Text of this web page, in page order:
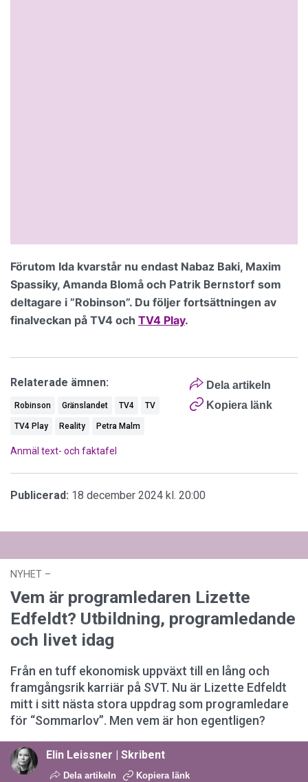
Förutom Ida kvarstår nu endast Nabaz Baki, Maxim
Spassiky, Amanda Blomå och Patrik Bernstorf som
deltagare i ”Robinson”. Du följer fortsättningen av
finalveckan på TV4 och TV4 Play.
Dela artikeln
Kopiera länk
Relaterade ämnen:
Robinson Gränslandet TV4 TV
TV4 Play Reality Petra Malm
Anmäl text- och faktafel
Publicerad: 18 december 2024 kl. 20:00
NYHET –
Vem är programledaren Lizette
Edfeldt? Utbildning, programledande
och livet idag
Från en tuff ekonomisk uppväxt till en lång och
framgångsrik karriär på SVT. Nu är Lizette Edfeldt
mitt i sitt nästa stora uppdrag som programledare
för “Sommarlov”. Men vem är hon egentligen?
Elin Leissner | Skribent
Dela artikeln Kopiera länk